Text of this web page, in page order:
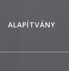
ALAPÍTVÁNY